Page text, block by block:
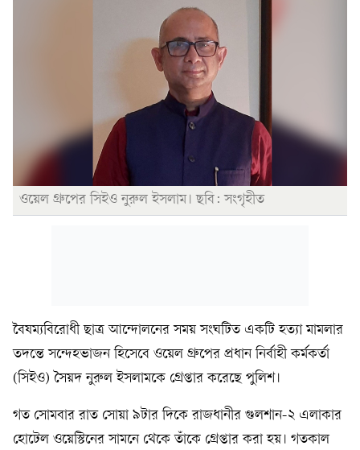
ওয়েল গ্রুপের সিইও নুরুল ইসলাম। ছবি: সংগৃহীত
‎বৈষম্যবিরোধী ছাত্র আন্দোলনের সময় সংঘটিত একটি হত্যা মামলার
তদন্তে সন্দেহভাজন হিসেবে ওয়েল গ্রুপের প্রধান নির্বাহী কর্মকর্তা
(সিইও) সৈয়দ নুরুল ইসলামকে গ্রেপ্তার করেছে পুলিশ।
গত সোমবার রাত সোয়া ৯টার দিকে রাজধানীর গুলশান-২ এলাকার
হোটেল ওয়েস্টিনের সামনে থেকে তাঁকে গ্রেপ্তার করা হয়। গতকাল